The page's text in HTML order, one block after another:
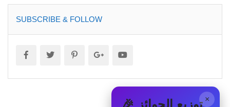
SUBSCRIBE & FOLLOW
× 🎉 توزيع الجوائز